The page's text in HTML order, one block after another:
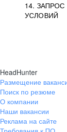
14.
УСЛОВИЙ
HeadHunter
Размещение
Поиск по резюме
О компании
Наши вакансии
Реклама на сайте